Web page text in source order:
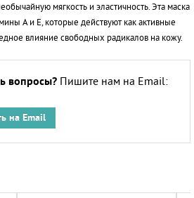
мягкость и эластичность. Эта маска
А и Е, которые действуют как активные
влияние свободных радикалов на кожу.
вопросы? Пишите нам на Email:
на Email